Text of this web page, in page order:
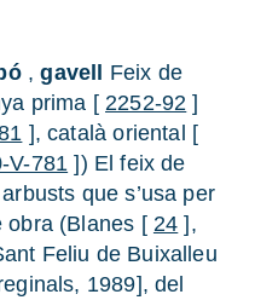
,gavell
Feix de
prima [2252-92 ]
], català oriental [
V-781 ]) El feix de
que s’usa per
obra (Blanes [ 24 ],
Feliu de Buixalleu
1989], del